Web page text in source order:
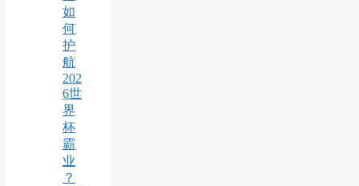
如
何
护
航
202
6世
界
杯
霸
业
？